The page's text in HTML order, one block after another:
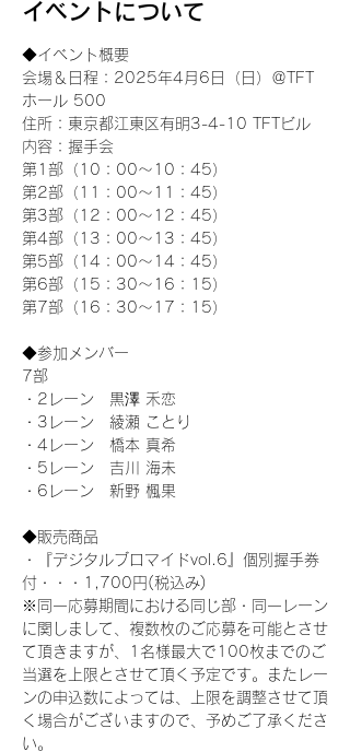
イベントについて
◆イベント概要
会場＆日程：2025年4月6日（日）＠TFT
ホール 500
住所：東京都江東区有明3-4-10 TFTビル
内容：握手会
第1部（10：00～10：45）
第2部（11：00～11：45）
第3部（12：00～12：45）
第4部（13：00～13：45）
第5部（14：00～14：45）
第6部（15：30～16：15）
第7部（16：30～17：15）
◆参加メンバー
7部
・2レーン　黒澤 禾恋
・3レーン　綾瀬 ことり
・4レーン　橋本 真希
・5レーン　吉川 海未
・6レーン　新野 楓果
◆販売商品
・『デジタルブロマイドvol.6』個別握手券
付・・・1,700円(税込み)
※同一応募期間における同じ部・同一レーン
に関しまして、複数枚のご応募を可能とさせ
て頂きますが、1名様最大で100枚までのご
当選を上限とさせて頂く予定です。またレー
ンの申込数によっては、上限を調整させて頂
く場合がございますので、予めご了承くださ
い。